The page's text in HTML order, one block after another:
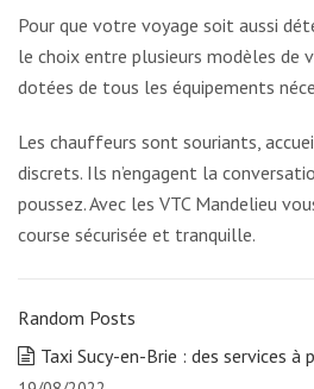
Pour que votre voyage soit aussi
le choix entre plusieurs modèles de
dotées de tous les équipements
Les chauffeurs sont souriants,
discrets. Ils n’engagent la
poussez. Avec les VTC Mandelieu
course sécurisée et tranquille.
Random Posts
Taxi Sucy-en-Brie : des services à